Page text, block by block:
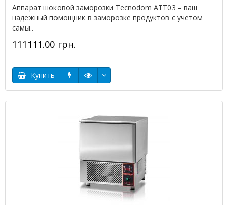
Аппарат шоковой заморозки Tecnodom ATT03 – ваш
надежный помощник в заморозке продуктов с учетом
самы..
111111.00 грн.
Купить